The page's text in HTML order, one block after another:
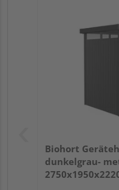
Biohort
dunkelgrau-